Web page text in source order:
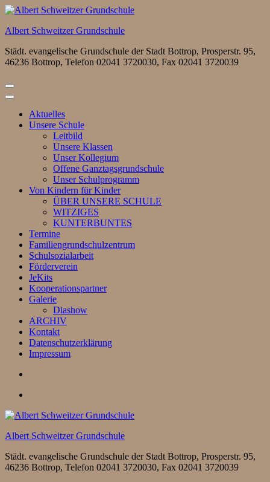
Zum
springen
drücken)
Albert Schweitzer Grundschule
Städt. evangelische Grundschule der Stadt Bottrop, Prosperstr. 95,
46236 Bottrop, Telefon 02041 3720030, Fax 02041 3720039
Aktuelles
Unsere Schule
Leitbild
Unsere Klassen
Unser Kollegium
Offene Ganztagsgrundschule
Unser Schulprogramm
Von Kindern für Kinder
ÜBER UNSERE SCHULE
WITZIGES
KUNTERBUNTES
Termine
Familiengrundschulzentrum
Schulsozialarbeit
Förderverein
JeKits
Kooperationspartner
Galerie
Diashow
ARCHIV
Kontakt
Datenschutzerklärung
Impressum
Albert Schweitzer Grundschule
Städt. evangelische Grundschule der Stadt Bottrop, Prosperstr. 95,
46236 Bottrop, Telefon 02041 3720030, Fax 02041 3720039